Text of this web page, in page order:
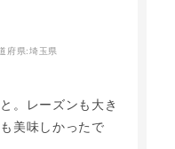
府県:埼玉県
。レーズンも大き
美味しかったで